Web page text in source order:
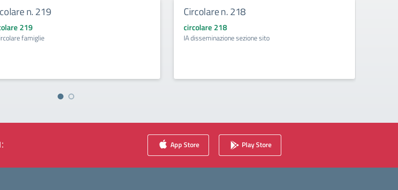
n. 219
219
famiglie
Circolare n. 218
circolare 218
IA disseminazione sezione sito
App Store Play Store